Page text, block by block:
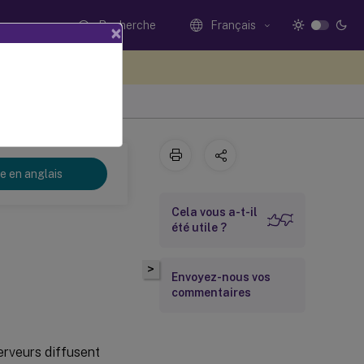
Recherche Français
en anglais
diffusent
>
Cela vous a-t-il
été utile ?
Envoyez-nous vos
commentaires
×